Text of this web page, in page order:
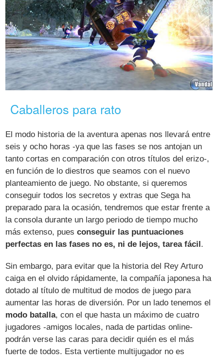
Caballeros para rato
El modo historia de la aventura apenas nos llevará entre
seis y ocho horas -ya que las fases se nos antojan un
tanto cortas en comparación con otros títulos del erizo-,
en función de lo diestros que seamos con el nuevo
planteamiento de juego. No obstante, si queremos
conseguir todos los secretos y extras que Sega ha
preparado para la ocasión, tendremos que estar frente a
la consola durante un largo periodo de tiempo mucho
más extenso, puesconseguir las puntuaciones
perfectas en las fases no es, ni de lejos, tarea fácil.
Sin embargo, para evitar que la historia del Rey Arturo
caiga en el olvido rápidamente, la compañía japonesa ha
dotado al título de multitud de modos de juego para
aumentar las horas de diversión. Por un lado tenemos el
modo batalla, con el que hasta un máximo de cuatro
jugadores -amigos locales, nada de partidas online-
podrán verse las caras para decidir quién es el más
fuerte de todos. Esta vertiente multijugador no es